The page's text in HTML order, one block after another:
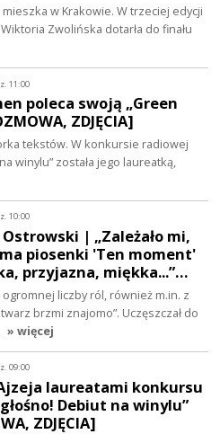
w Krakowie. W trzeciej edycji
Zwolińska dotarła do finału
11:00
poleca swoją „Green
ZDJĘCIA]
tekstów. W konkursie radiowej
winylu” została jego laureatką,
10:00
| „Zależało mi,
piosenki 'Ten moment'
przyjazna, miękka...”…
liczby ról, również m.in. z
brzmi znajomo”. Uczęszczał do
» więcej
09:00
laureatami konkursu
Debiut na winylu”
ZDJĘCIA]